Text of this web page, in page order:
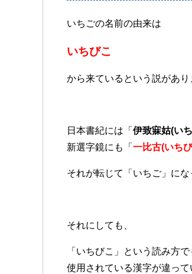
いちごの名前の由来は
いちびこ
から来ているという説があり
日本書紀には「 伊致寐姑(い
新選字鏡にも「 一比古(いち
それが転じて「いちご」にな
それにしても、
「いちびこ」という読み方で
使用されている漢字が違って